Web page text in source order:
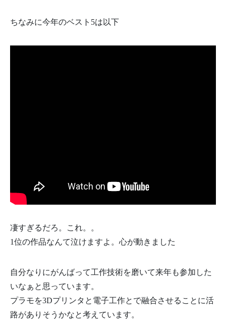
ちなみに今年のベスト5は以下
凄すぎるだろ。これ。。
1位の作品なんて泣けますよ。心が動きました
自分なりにがんばって工作技術を磨いて来年も参加した
いなぁと思っています。
プラモを3Dプリンタと電子工作とで融合させることに活
路がありそうかなと考えています。